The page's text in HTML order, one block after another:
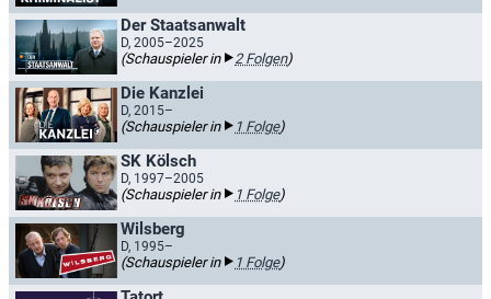
Der Staatsanwalt
D, 2005–2025
(Schauspieler in 2 Folgen)
Die Kanzlei
D, 2015–
(Schauspieler in 1 Folge)
SK Kölsch
D, 1997–2005
(Schauspieler in 1 Folge)
Wilsberg
D, 1995–
(Schauspieler in 1 Folge)